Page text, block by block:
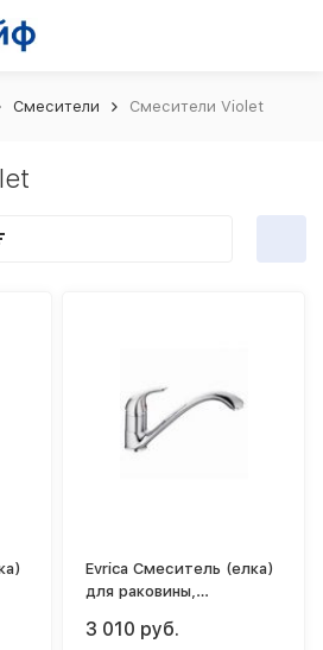
Смесители Смесители Violet
Evrica Смеситель (елка)
для раковины,
носом Violet
3 010 руб.